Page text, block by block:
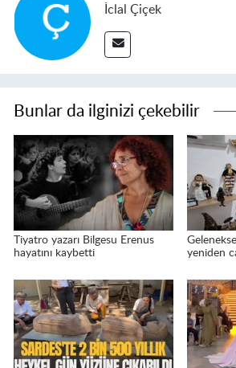
İclal Çiçek
Bunlar da ilginizi çekebilir
Tiyatro yazarı Bilgesu Erenus
hayatını kaybetti
yeniden